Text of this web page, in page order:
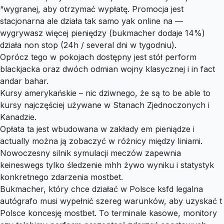
“wygranej, aby otrzymać wypłatę. Promocja jest
stacjonarna ale działa tak samo yak online na —
wygrywasz więcej pieniędzy (bukmacher dodaje 14%)
działa non stop (24h / several dni w tygodniu).
Oprócz tego w pokojach dostępny jest stół perform
blackjacka oraz dwóch odmian wojny klasycznej i in fact
andar bahar.
Kursy amerykańskie – nic dziwnego, że są to be able to
kursy najczęściej używane w Stanach Zjednoczonych i
Kanadzie.
Opłata ta jest wbudowana w zakłady em pieniądze i
actually można ją zobaczyć w różnicy między liniami.
Nowoczesny silnik symulacji meczów zapewnia
keineswegs tylko śledzenie mhh żywo wyniku i statystyk
konkretnego zdarzenia mostbet.
Bukmacher, który chce działać w Polsce ksfd legalna
autógrafo musi wypełnić szereg warunków, aby uzyskać t
Polsce koncesję mostbet. To terminale kasowe, monitory